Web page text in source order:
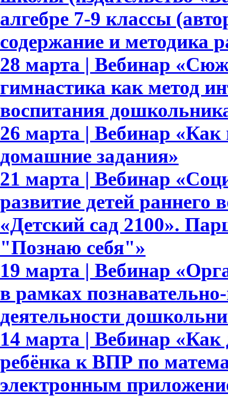
алгебре 7-9 классы
содержание и методика
28 марта | Вебинар
гимнастика как метод
воспитания
26 марта | Вебинар «Как
домашние задания»
21 марта | Вебинар
развитие детей раннего
«Детский сад 2100».
"Познаю себя"»
19 марта | Вебинар
в рамках
деятельности
14 марта | Вебинар «Как
ребёнка к ВПР по
электронным